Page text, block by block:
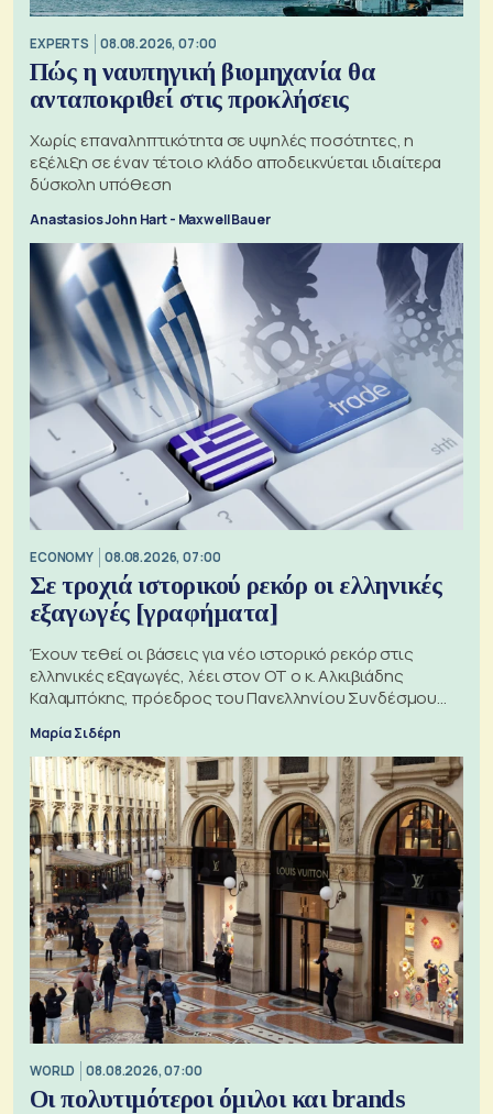
EXPERTS 08.08.2026, 07:00
Πώς η ναυπηγική βιομηχανία θα
ανταποκριθεί στις προκλήσεις
Χωρίς επαναληπτικότητα σε υψηλές ποσότητες, η
εξέλιξη σε έναν τέτοιο κλάδο αποδεικνύεται ιδιαίτερα
δύσκολη υπόθεση
Anastasios John Hart - Maxwell Bauer
ECONOMY 08.08.2026, 07:00
Σε τροχιά ιστορικού ρεκόρ οι ελληνικές
εξαγωγές [γραφήματα]
Έχουν τεθεί οι βάσεις για νέο ιστορικό ρεκόρ στις
ελληνικές εξαγωγές, λέει στον ΟΤ ο κ. Αλκιβιάδης
Καλαμπόκης, πρόεδρος του Πανελληνίου Συνδέσμου
Μαρία Σιδέρη
WORLD 08.08.2026, 07:00
Οι πολυτιμότεροι όμιλοι και brands